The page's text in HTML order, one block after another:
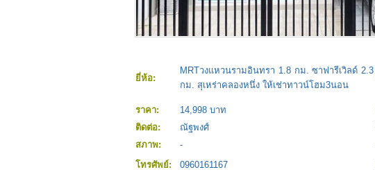
ยี่ห้อ:
MRTวงแหวนรามอินทรา 1.8 กม. ซาฟารีเวิลด์ 2.3
กม. สุเหร่าคลองหนึ่ง ให้เช่าทาวน์โฮม3นอน
ราคา:
14,998 บาท
ติดต่อ:
ณัฐพงศ์
สภาพ:
-
โทรศัพย์:
0960161167